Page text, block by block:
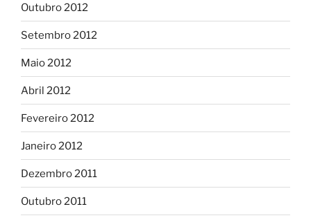
Outubro 2012
Setembro 2012
Maio 2012
Abril 2012
Fevereiro 2012
Janeiro 2012
Dezembro 2011
Outubro 2011